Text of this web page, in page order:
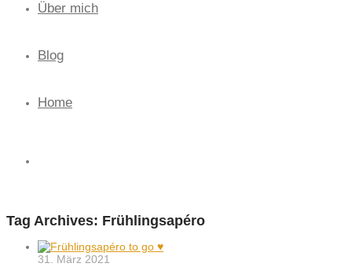
Über mich
Blog
Home
Tag Archives: Frühlingsapéro
31. März 2021